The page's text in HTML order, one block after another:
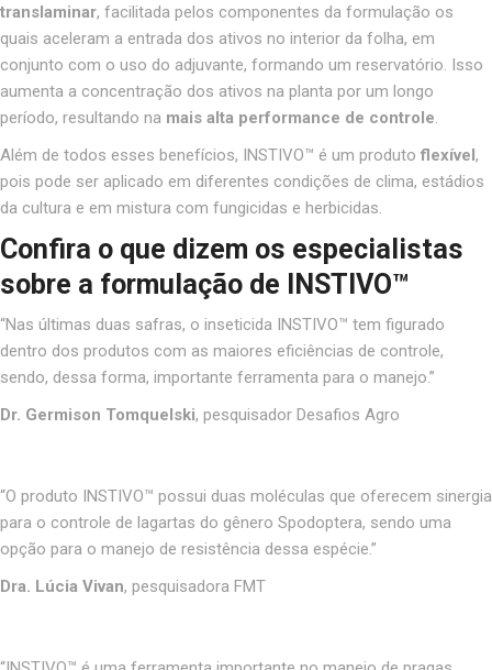
translaminar, facilitada pelos componentes da formulação os
quais aceleram a entrada dos ativos no interior da folha, em
conjunto com o uso do adjuvante, formando um reservatório. Isso
aumenta a concentração dos ativos na planta por um longo
período, resultando na mais alta performance de controle.
Além de todos esses benefícios, INSTIVO™ é um produto flexível,
pois pode ser aplicado em diferentes condições de clima, estádios
da cultura e em mistura com fungicidas e herbicidas.
Confira o que dizem os especialistas
sobre a formulação de INSTIVO™
“Nas últimas duas safras, o inseticida INSTIVO™ tem figurado
dentro dos produtos com as maiores eficiências de controle,
sendo, dessa forma, importante ferramenta para o manejo.”
Dr. Germison Tomquelski, pesquisador Desafios Agro
“O produto INSTIVO™ possui duas moléculas que oferecem sinergia
para o controle de lagartas do gênero Spodoptera, sendo uma
opção para o manejo de resistência dessa espécie.”
Dra. Lúcia Vivan, pesquisadora FMT